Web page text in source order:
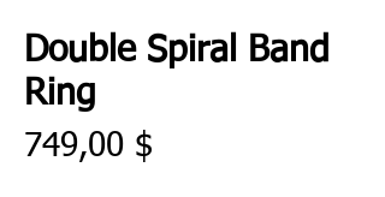
Double Spiral Band
Ring
749,00 $